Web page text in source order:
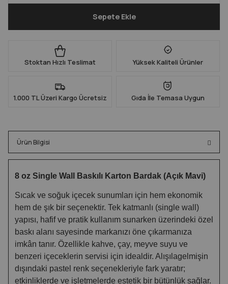
Sepete Ekle
Stoktan Hızlı Teslimat Yüksek Kaliteli Ürünler
1.000 TL Üzeri Kargo Ücretsiz Gıda İle Temasa Uygun
Ürün Bilgisi
8 oz Single Wall Baskılı Karton Bardak (Açık Mavi)
Sıcak ve soğuk içecek sunumları için hem ekonomik
hem de şık bir seçenektir. Tek katmanlı (single wall)
yapısı, hafif ve pratik kullanım sunarken üzerindeki özel
baskı alanı sayesinde markanızı öne çıkarmanıza
imkân tanır. Özellikle kahve, çay, meyve suyu ve
benzeri içeceklerin servisi için idealdir. Alışılagelmişin
dışındaki pastel renk seçenekleriyle fark yaratır;
etkinliklerde ve işletmelerde estetik bir bütünlük sağlar.